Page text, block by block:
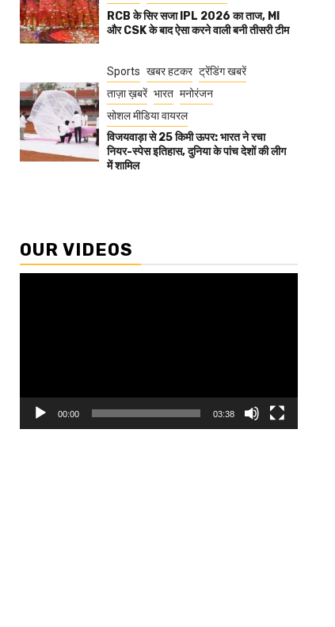
RCB के सिर सजा IPL 2026 का ताज, MI
और CSK के बाद ऐसा करने वाली बनी तीसरी टीम
Sports खबर हटकर ट्रेंडिंग खबरें
ताज़ा ख़बरें भारत मनोरंजन
सोशल मीडिया वायरल
विजयवाड़ा से 25 किमी ऊपर: भारत ने रचा
नियर-स्पेस इतिहास, दुनिया के पांच देशों की लीग
में शामिल
OUR VIDEOS
00:00 03:38